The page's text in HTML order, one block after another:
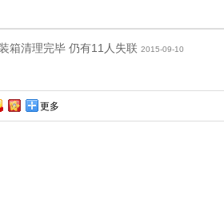
箱清理完毕 仍有11人失联 2015-09-10
更多